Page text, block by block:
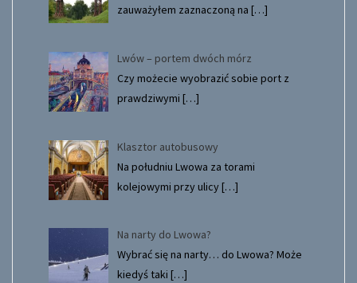
zauważyłem zaznaczoną na […]
Lwów – portem dwóch mórz
Czy możecie wyobrazić sobie port z
prawdziwymi […]
Klasztor autobusowy
Na południu Lwowa za torami
kolejowymi przy ulicy[…]
Na narty do Lwowa?
Wybrać się na narty… do Lwowa? Może
kiedyś taki […]